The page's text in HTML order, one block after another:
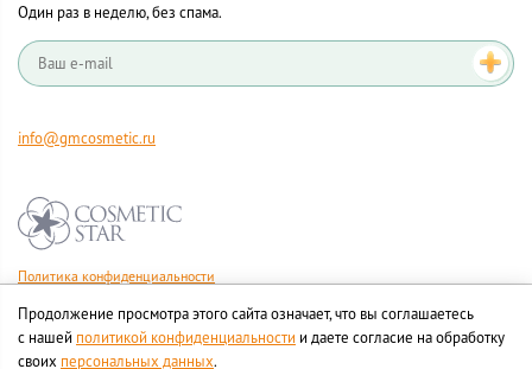
Один раз в неделю, без спама.
Политика конфиденциальности
Согласие на обработку персональных данных
info@gmcosmetic.ru
Продолжение просмотра этого сайта означает, что вы соглашаетесь
с нашей политикой конфиденциальности и даете согласие на обработку
своих персональных данных.